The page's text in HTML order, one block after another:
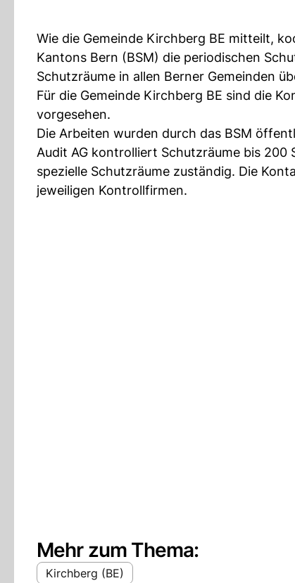
Wie die Gemeinde Kirchberg BE mitteilt,
Kantons Bern (BSM) die periodischen
Schutzräume in allen Berner Gemeinden
Für die Gemeinde Kirchberg BE sind die
vorgesehen.
Die Arbeiten wurden durch das BSM
Audit AG kontrolliert Schutzräume bis 200
spezielle Schutzräume zuständig. Die
jeweiligen Kontrollfirmen.
Mehr zum Thema:
Kirchberg (BE)